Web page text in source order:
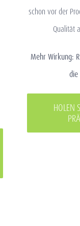
schon vor der
Qualität
Mehr Wirkung:
die
HOLEN